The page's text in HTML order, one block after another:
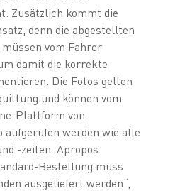
Zusätzlich kommt die
denn die abgestellten
vom Fahrer
damit die korrekte
Die Fotos gelten
und können vom
Plattform von
aufgerufen werden wie alle
-zeiten. Apropos
Bestellung muss
ausgeliefert werden“,